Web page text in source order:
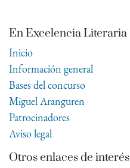
En Excelencia Literaria
Inicio
Información general
Bases del concurso
Miguel Aranguren
Patrocinadores
Aviso legal
Otros enlaces de interés